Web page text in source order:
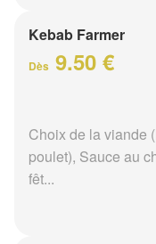
Kebab Farmer
Dès 9.50 €
Choix de la viande
poulet), Sauce au
fêt...